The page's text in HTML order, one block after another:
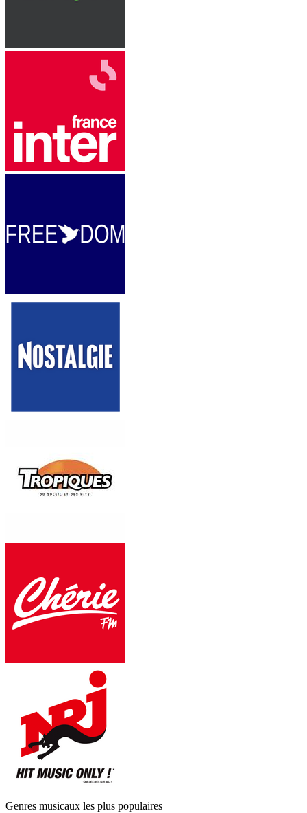
Genres musicaux les plus populaires